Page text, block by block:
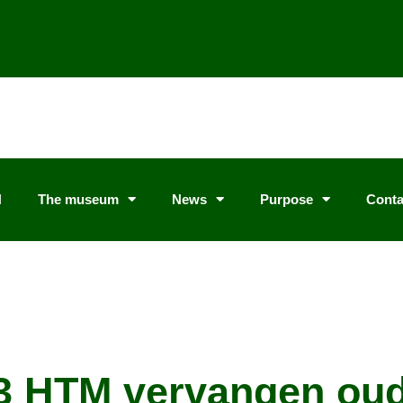
The museum News Purpose
HTM vervangen